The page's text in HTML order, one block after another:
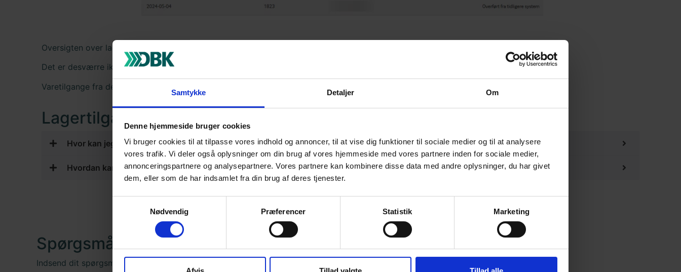
Samtykke Detaljer Om
Denne hjemmeside bruger cookies
Vi bruger cookies til at tilpasse vores indhold og annoncer, til at vise dig funktioner til sociale medier og til at analysere
vores trafik. Vi deler også oplysninger om din brug af vores hjemmeside med vores partnere inden for sociale medier,
annonceringspartnere og analysepartnere. Vores partnere kan kombinere disse data med andre oplysninger, du har givet
dem, eller som de har indsamlet fra din brug af deres tjenester.
Nødvendig
Præferencer Statistik Marketing
Oversigten over lagertilgange indeholder kun lagertilgange fra det nye ERP system fra DBK der blev introduceret 4 maj 2024.
Det er desværre ikke muligt at importere varetilgange fra det gamle ERP system.
Varetilgange fra det gamle ERP system kan stadig ses på
Lagertilgange
Hvor kan jeg se lagertilgange fra før 4. maj 2024?
Hvordan kan jeg se lagertilgange på mange produkter på en gang?
Spørgsmål til denne side?
Indsend dit spørgsmål i nedenstående formular, så vender vi tilbage hurtigst muligt.